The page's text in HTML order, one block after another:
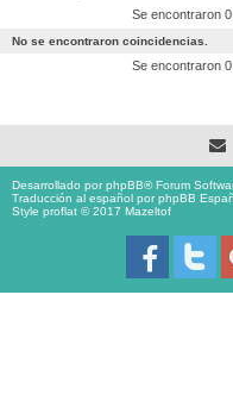
Se encontraron
No se encontraron coincidencias.
Se encontraron
Desarrollado porphpBB® Forum
Traducción al español porphpBB
Style proflat © 2017 Mazeltof